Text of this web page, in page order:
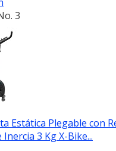
3
Estática Plegable con
3 Kg X-Bike...